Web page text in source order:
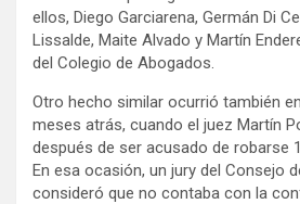
ellos, Diego Garciarena, Germán Di
Lissalde, Maite Alvado y Martín
del Colegio de Abogados.
Otro hecho similar ocurrió también
meses atrás, cuando el juez Martín
después de ser acusado de robarse
En esa ocasión, un jury del Consejo
consideró que no contaba con la